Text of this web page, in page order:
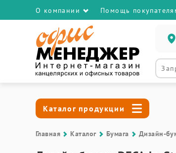
О компании Помощь
Каталог продукции
Главная Каталог Бумага Дизайн-